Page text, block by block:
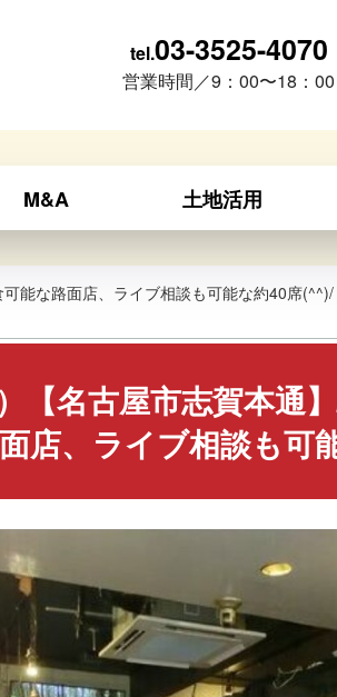
tel.03-3525-4070
営業時間／9：00〜18：00
M&A 土地活用
能な路面店、ライブ相談も可能な約40席(^^)/
【名古屋市志賀本通
店、ライブ相談も可